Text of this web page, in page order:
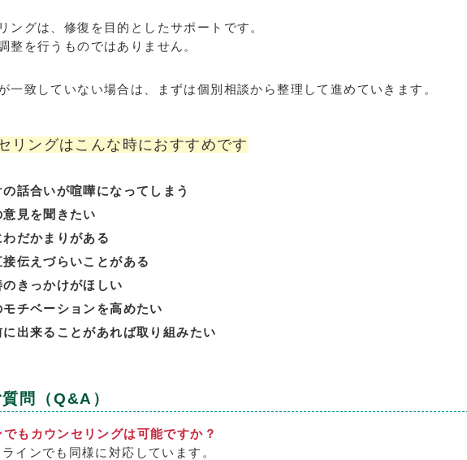
ングは、修復を目的としたサポートです。
整を行うものではありません。
一致していない場合は、まずは個別相談から整理して進めていきます。
リングはこんな時におすすめです
の話合いが喧嘩になってしまう
見を聞きたい
わだかまりがある
伝えづらいことがある
のきっかけがほしい
チベーションを高めたい
に出来ることがあれば取り組みたい
問（Q&A）
もカウンセリングは可能ですか？
インでも同様に対応しています。